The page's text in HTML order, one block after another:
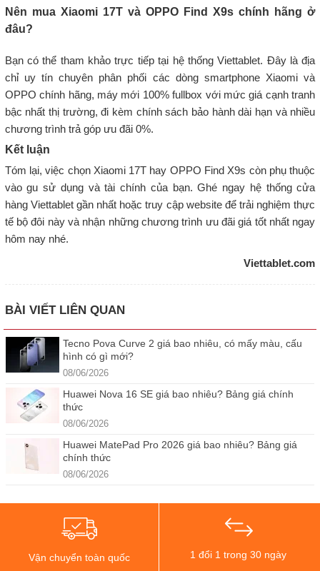
Nên mua Xiaomi 17T và OPPO Find X9s chính hãng ở
đâu?
Bạn có thể tham khảo trực tiếp tại hệ thống Viettablet. Đây là địa
chỉ uy tín chuyên phân phối các dòng smartphone Xiaomi và
OPPO chính hãng, máy mới 100% fullbox với mức giá cạnh tranh
bậc nhất thị trường, đi kèm chính sách bảo hành dài hạn và nhiều
chương trình trả góp ưu đãi 0%.
Kết luận
Tóm lại, việc chọn Xiaomi 17T hay OPPO Find X9s còn phụ thuộc
vào gu sử dụng và tài chính của bạn. Ghé ngay hệ thống cửa
hàng Viettablet gần nhất hoặc truy cập website để trải nghiệm thực
tế bộ đôi này và nhận những chương trình ưu đãi giá tốt nhất ngay
hôm nay nhé.
Viettablet.com
BÀI VIẾT LIÊN QUAN
Tecno Pova Curve 2 giá bao nhiêu, có mấy màu, cấu
hình có gì mới?
08/06/2026
Huawei Nova 16 SE giá bao nhiêu? Bảng giá chính
thức
08/06/2026
Huawei MatePad Pro 2026 giá bao nhiêu? Bảng giá
chính thức
08/06/2026
Vận chuyển toàn quốc 1 đổi 1 trong 30 ngày